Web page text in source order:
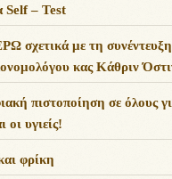
Self – Test
σχετικά με τη
κας Κάθριν
πιστοποίηση σε όλους
οι υγιείς!
φρίκη